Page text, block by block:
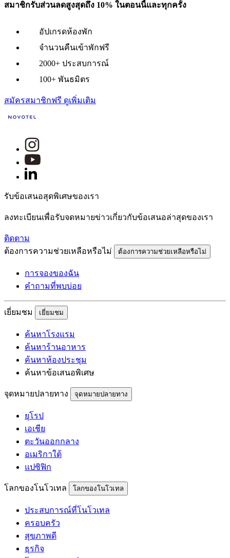
สมาชิกรับส่วนลดสูงสุดถึง 10% ในตอนนี้และทุกครั้ง
อัปเกรดห้องพัก
จำนวนคืนเข้าพักฟรี
2000+ ประสบการณ์
100+ พันธมิตร
สมัครสมาชิกฟรี ดูเพิ่มเติม
รับข้อเสนอสุดพิเศษของเรา
ลงทะเบียนเพื่อรับจดหมายข่าวเกี่ยวกับข้อเสนอล่าสุดของเรา
ติดตาม
ต้องการความช่วยเหลือหรือไม่
ต้องการความช่วยเหลือหรือไม่
การจองของฉัน
คำถามที่พบบ่อย
เยี่ยมชม เยี่ยมชม
ค้นหาโรงแรม
ค้นหาร้านอาหาร
ค้นหาห้องประชุม
ค้นหาข้อเสนอพิเศษ
จุดหมายปลายทาง จุดหมายปลายทาง
ยุโรป
เอเชีย
ตะวันออกกลาง
อเมริกาใต้
แปซิฟิก
โลกของโนโวเทล โลกของโนโวเทล
ประสบการณ์ที่โนโวเทล
ครอบครัว
สุขภาพดี
ธุรกิจ